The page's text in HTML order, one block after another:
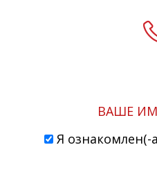
ВАШЕ
Я ознакомлен(-